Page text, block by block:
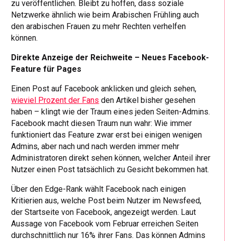
zu veröffentlichen. Bleibt zu hoffen, dass soziale
Netzwerke ähnlich wie beim Arabischen Frühling auch
den arabischen Frauen zu mehr Rechten verhelfen
können.
Direkte Anzeige der Reichweite – Neues Facebook-
Feature für Pages
Einen Post auf Facebook anklicken und gleich sehen,
wieviel Prozent der Fans den Artikel bisher gesehen
haben – klingt wie der Traum eines jeden Seiten-Admins.
Facebook macht diesen Traum nun wahr: Wie immer
funktioniert das Feature zwar erst bei einigen wenigen
Admins, aber nach und nach werden immer mehr
Administratoren direkt sehen können, welcher Anteil ihrer
Nutzer einen Post tatsächlich zu Gesicht bekommen hat.
Über den Edge-Rank wählt Facebook nach einigen
Kritierien aus, welche Post beim Nutzer im Newsfeed,
der Startseite von Facebook, angezeigt werden. Laut
Aussage von Facebook vom Februar erreichen Seiten
durchschnittlich nur 16% ihrer Fans. Das können Admins